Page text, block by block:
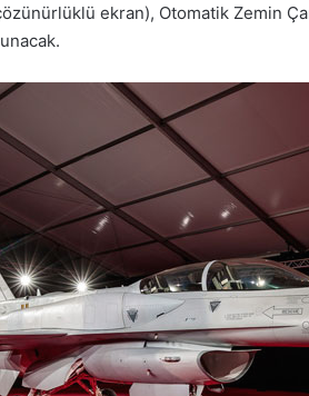
ekran), Otomatik Zemin